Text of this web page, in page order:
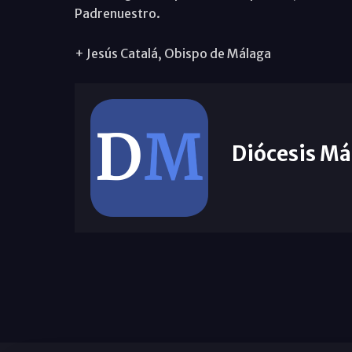
Padrenuestro.
+ Jesús Catalá, Obispo de Málaga
Diócesis